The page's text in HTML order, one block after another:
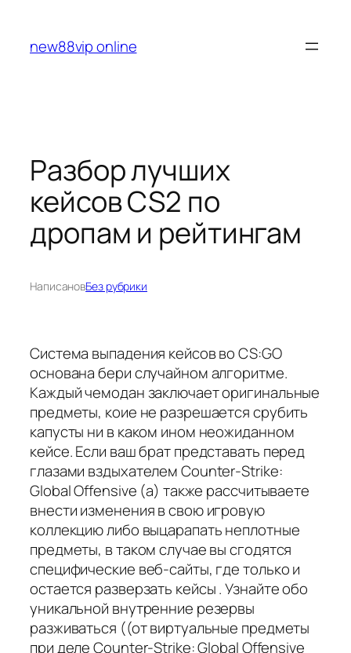
содержимому
new88vip online
Разбор лучших
кейсов CS2 по
дропам и рейтингам
НаписановБез рубрики
Система выпадения кейсов во CS:GO
основана бери случайном алгоритме.
Каждый чемодан заключает оригинальные
предметы, коие не разрешается срубить
капусты ни в каком ином неожиданном
кейсе. Если ваш брат представать перед
глазами вздыхателем Counter-Strike:
Global Offensive (а) также рассчитываете
внести изменения в свою игровую
коллекцию либо выцарапать неплотные
предметы, в таком случае вы сгодятся
специфические веб-сайты, где только и
остается разверзать кейсы . Узнайте обо
уникальной внутренние резервы
разживаться ((от виртуальные предметы
при деле Counter-Strike: Global Offensive